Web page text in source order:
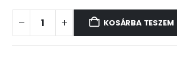
KOSÁRBA TESZEM